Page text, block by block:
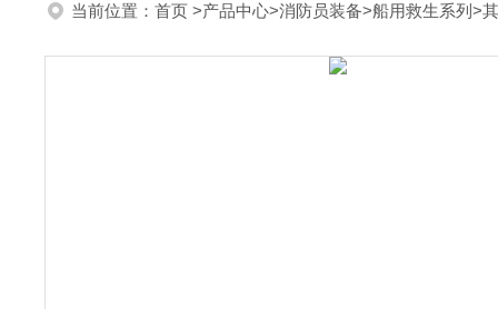
当前位置： 首页 >产品中心>消防员装备>船用救生系列 >